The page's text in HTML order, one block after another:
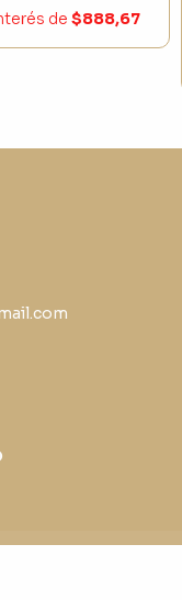
de $888,67